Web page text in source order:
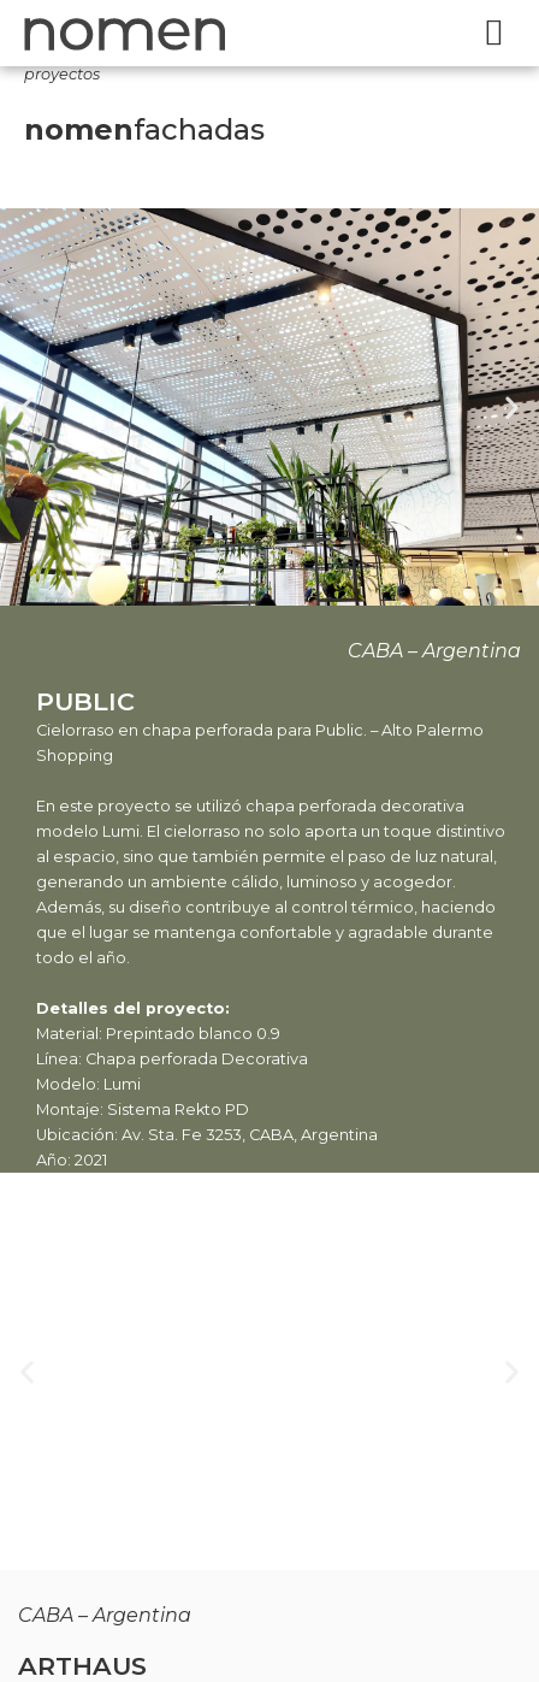
proyectos
nomenfachadas
CABA – Argentina
PUBLIC
Cielorraso en chapa perforada para Public. – Alto Palermo
Shopping
En este proyecto se utilizó chapa perforada decorativa
modelo Lumi. El cielorraso no solo aporta un toque distintivo
al espacio, sino que también permite el paso de luz natural,
generando un ambiente cálido, luminoso y acogedor.
Además, su diseño contribuye al control térmico, haciendo
que el lugar se mantenga confortable y agradable durante
todo el año.
Detalles del proyecto:
Material: Prepintado blanco 0.9
Línea: Chapa perforada Decorativa
Modelo: Lumi
Montaje: Sistema Rekto PD
Ubicación: Av. Sta. Fe 3253, CABA, Argentina
Año: 2021
CABA – Argentina
ARTHAUS